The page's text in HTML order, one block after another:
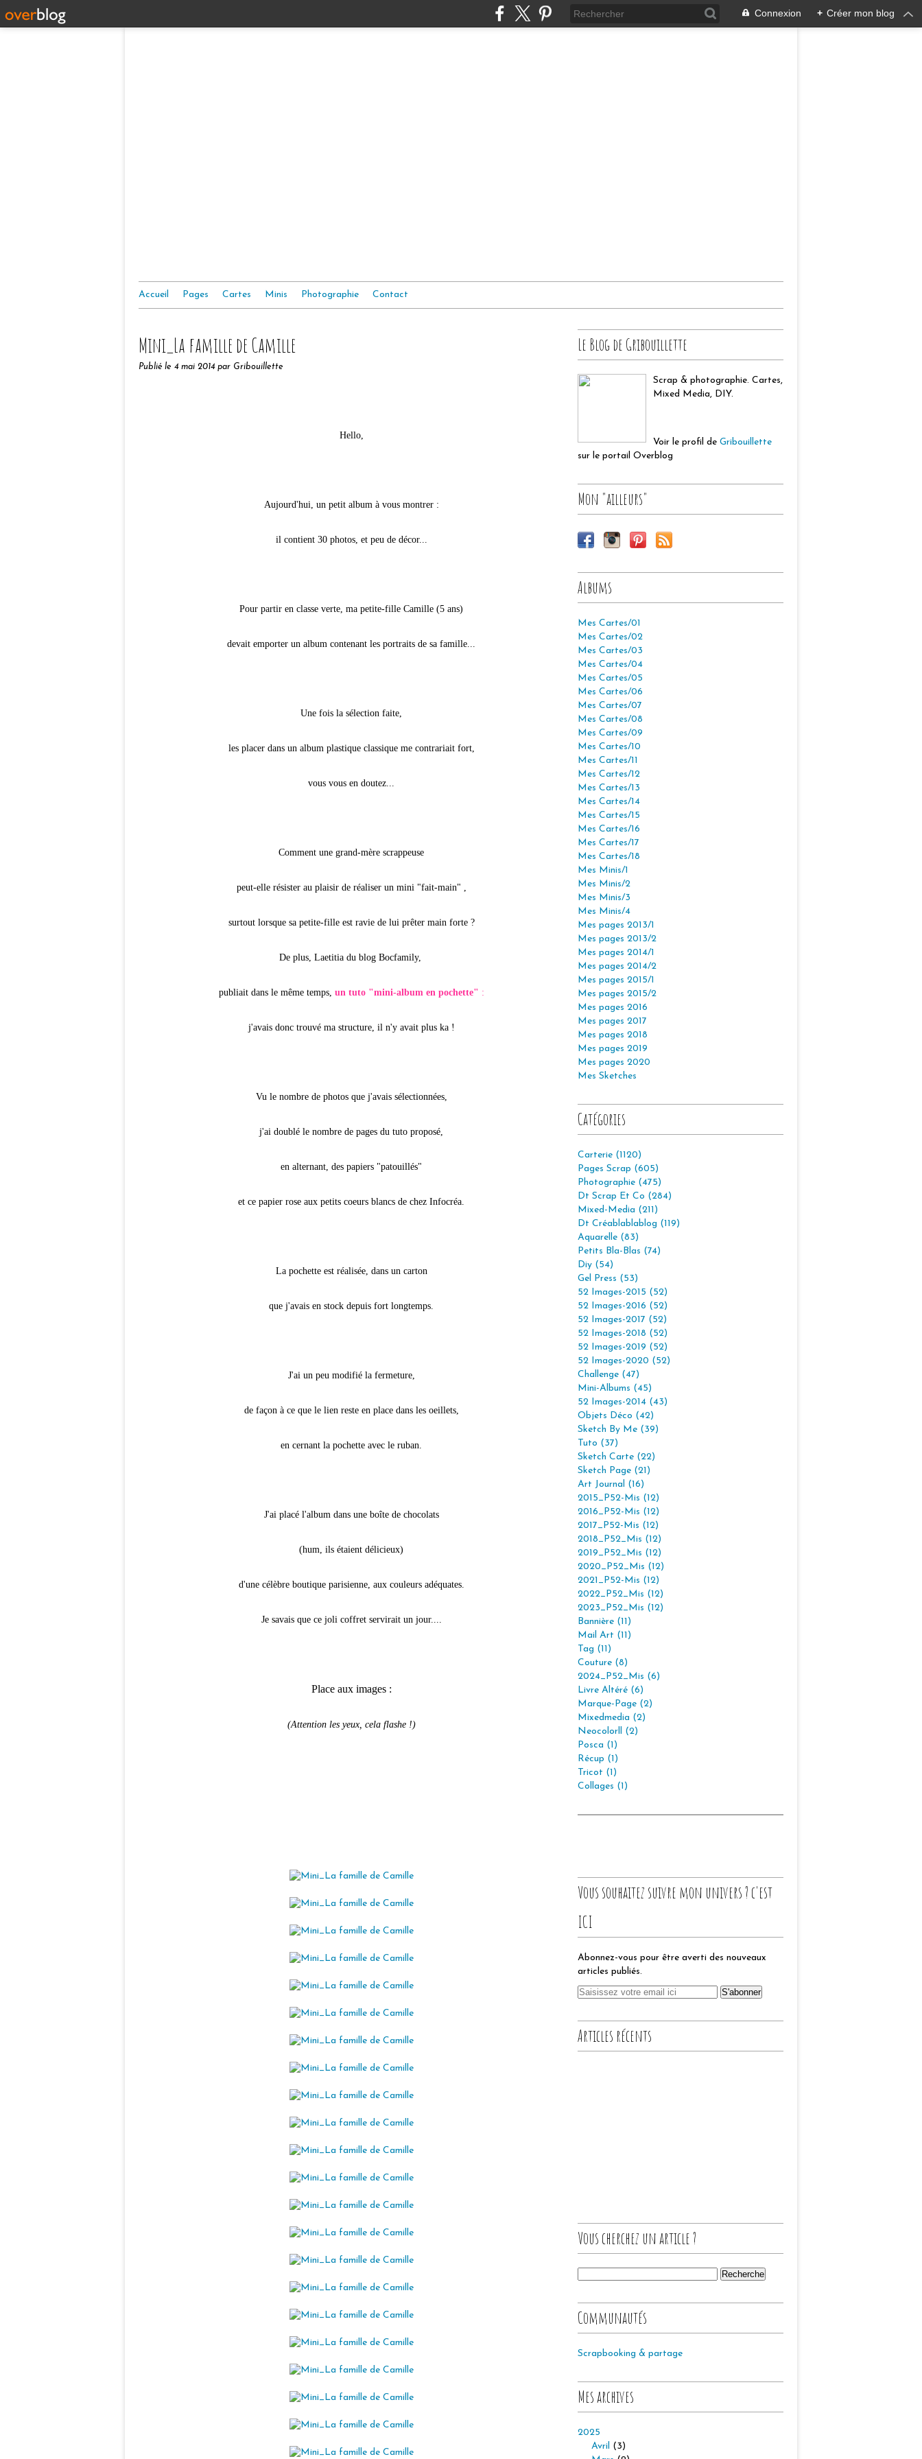
Connexion + Créer mon blog
Accueil Pages Cartes Minis Photographie Contact
Mini_La famille de Camille
Publié le 4 mai 2014 par Gribouillette
Hello,
Aujourd'hui, un petit album à vous montrer :
il contient 30 photos, et peu de décor...
Pour partir en classe verte, ma petite-fille Camille (5 ans)
devait emporter un album contenant les portraits de sa famille...
Une fois la sélection faite,
les placer dans un album plastique classique me contrariait fort,
vous vous en doutez...
Comment une grand-mère scrappeuse
peut-elle résister au plaisir de réaliser un mini "fait-main" ,
surtout lorsque sa petite-fille est ravie de lui prêter main forte ?
De plus, Laetitia du blog Bocfamily,
publiait dans le même temps, un tuto "mini-album en pochette" :
j'avais donc trouvé ma structure, il n'y avait plus ka !
Vu le nombre de photos que j'avais sélectionnées,
j'ai doublé le nombre de pages du tuto proposé,
en alternant, des papiers "patouillés"
et ce papier rose aux petits coeurs blancs de chez Infocréa.
La pochette est réalisée, dans un carton
que j'avais en stock depuis fort longtemps.
J'ai un peu modifié la fermeture,
de façon à ce que le lien reste en place dans les oeillets,
en cernant la pochette avec le ruban.
J'ai placé l'album dans une boîte de chocolats
(hum, ils étaient délicieux)
d'une célèbre boutique parisienne, aux couleurs adéquates.
Je savais que ce joli coffret servirait un jour....
Place aux images :
(Attention les yeux, cela flashe !)
Le Blog de Gribouillette
Scrap & photographie. Cartes,
Mixed Media, DIY.
Voir le profil de Gribouillette
sur le portail Overblog
Mon "ailleurs"
Albums
Mes Cartes/01
Mes Cartes/02
Mes Cartes/03
Mes Cartes/04
Mes Cartes/05
Mes Cartes/06
Mes Cartes/07
Mes Cartes/08
Mes Cartes/09
Mes Cartes/10
Mes Cartes/11
Mes Cartes/12
Mes Cartes/13
Mes Cartes/14
Mes Cartes/15
Mes Cartes/16
Mes Cartes/17
Mes Cartes/18
Mes Minis/1
Mes Minis/2
Mes Minis/3
Mes Minis/4
Mes pages 2013/1
Mes pages 2013/2
Mes pages 2014/1
Mes pages 2014/2
Mes pages 2015/1
Mes pages 2015/2
Mes pages 2016
Mes pages 2017
Mes pages 2018
Mes pages 2019
Mes pages 2020
Mes Sketches
Catégories
Carterie (1120)
Pages Scrap (605)
Photographie (475)
Dt Scrap Et Co (284)
Mixed-Media (211)
Dt Créablablablog (119)
Aquarelle (83)
Petits Bla-Blas (74)
Diy (54)
Gel Press (53)
52 Images-2015 (52)
52 Images-2016 (52)
52 Images-2017 (52)
52 Images-2018 (52)
52 Images-2019 (52)
52 Images-2020 (52)
Challenge (47)
Mini-Albums (45)
52 Images-2014 (43)
Objets Déco (42)
Sketch By Me (39)
Tuto (37)
Sketch Carte (22)
Sketch Page (21)
Art Journal (16)
2015_P52-Mis (12)
2016_P52-Mis (12)
2017_P52-Mis (12)
2018_P52_Mis (12)
2019_P52_Mis (12)
2020_P52_Mis (12)
2021_P52-Mis (12)
2022_P52_Mis (12)
2023_P52_Mis (12)
Bannière (11)
Mail Art (11)
Tag (11)
Couture (8)
2024_P52_Mis (6)
Livre Altéré (6)
Marque-Page (2)
Mixedmedia (2)
Neocolorll (2)
Posca (1)
Récup (1)
Tricot (1)
Collages (1)
Vous souhaitez suivre mon univers ? c'est
ICI
Abonnez-vous pour être averti des nouveaux
articles publiés.
Articles récents
Vous cherchez un article ?
Communautés
Scrapbooking & partage
Mes archives
2025
Avril (3)